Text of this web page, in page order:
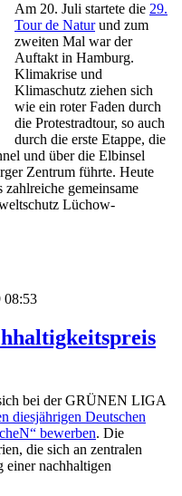
Am 20. Juli startete die 29.
Tour de Naturund zum
zweiten Mal war der
Auftakt in Hamburg.
Klimakrise und
Klimaschutz ziehen sich
wie ein roter Faden durch
die Protestradtour, so auch
durch die erste Etappe, die
und über die Elbinsel
Zentrum führte. Heute
gemeinsame
Lüchow-
08:53
bei der GRÜNEN LIGA
diesjährigen Deutschen
bewerben. Die
die sich an zentralen
nachhaltigen